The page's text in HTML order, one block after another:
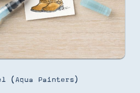
(Aqua Painters)